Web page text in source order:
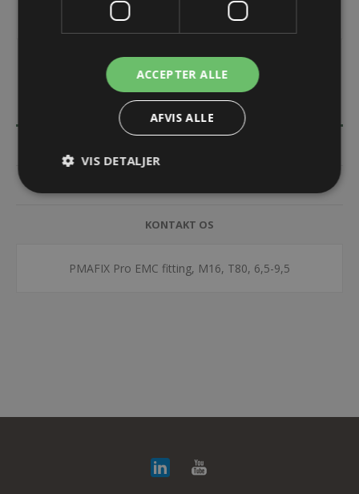
KONTAKT OS
PMAFIX Pro EMC fitting, M16, T80, 6,5-9,5
ACCEPTER ALLE
AFVIS ALLE
VIS DETALJER